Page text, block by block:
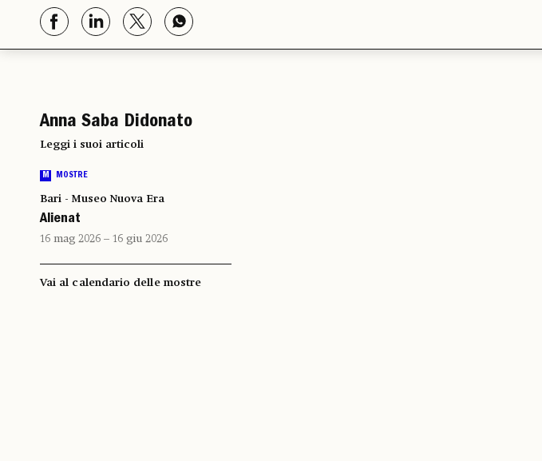
Anna Saba Didonato
Leggi i suoi articoli
M MOSTRE
Bari - Museo Nuova Era
Alienat
16 mag 2026 – 16 giu 2026
Vai al calendario delle mostre